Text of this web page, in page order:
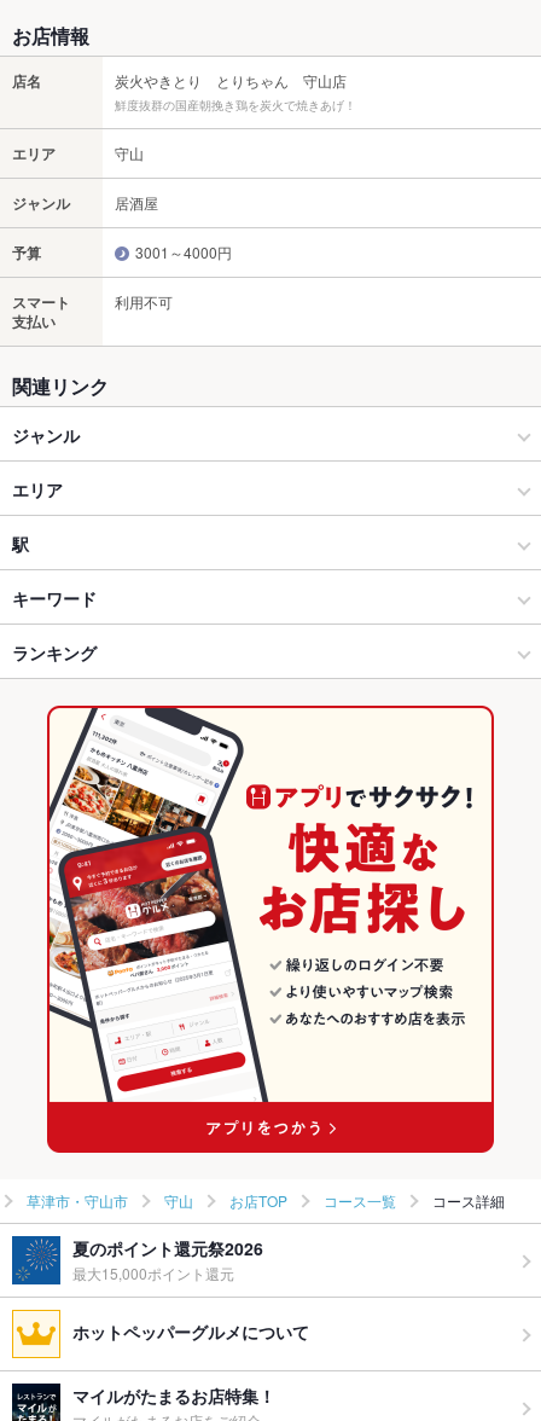
お店情報
店名 炭火やきとり とりちゃん 守山店
鮮度抜群の国産朝挽き鶏を炭火で焼きあげ！
エリア 守山
ジャンル 居酒屋
予算 3001～4000円
スマート
支払い
利用不可
関連リンク
ジャンル
居酒屋
和風
草津市・守山市 × 居酒屋
草津市・守山市 × 和風
守山駅 × 居酒屋
守山駅 × 和風
焼き鳥・鶏料理
草津市・守山市 × 和食
草津市・守山市 × 焼き鳥・鶏料理
守山駅 × 和食
守山駅 × 焼き鳥・鶏料理
エリア
守山
守山 × 居酒屋
守山 × 和風
守山 × 和食
守山 × 焼き鳥・鶏料理
滋賀 × 居酒屋
滋賀 × 和風
滋賀 × 和食
滋賀 × 焼き鳥・鶏料理
駅
守山駅
キーワード
手羽先 からあげ
つくね 鶏皮 炭火焼
デザート アヒージョ 生ハム
ランキング
滋賀のグルメランキング
滋賀の居酒屋ランキング
草津市・守山市のグルメランキング
草津市・守山市の居酒屋ランキング
守山のグルメランキング
守山の居酒屋ランキング
草津市・守山市 守山 お店TOP コース一覧 コース詳細
夏のポイント還元祭2026
最大15,000ポイント還元
ホットペッパーグルメについて
マイルがたまるお店特集！